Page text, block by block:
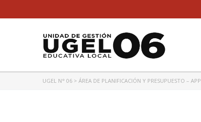
UGEL N° 06 > ÁREA DE PLANIFICACIÓN Y PRESUPUESTO – APP